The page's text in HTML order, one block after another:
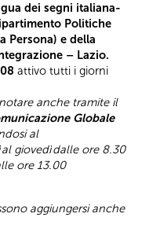
dei segni italiana-
Politiche
Persona) e della
– Lazio.
attivo tutti i giorni
anche tramite il
Globale
al
al giovedìdalle ore 8.30
ore 13.00
aggiungersi anche